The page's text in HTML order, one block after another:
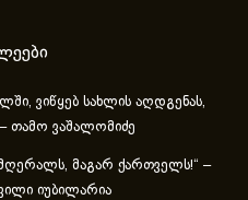
ვიწყებ სახლის აღდგენას,
თამო ვაშალომიძე
მაგარ ქართველს!“ –
იუბილარია